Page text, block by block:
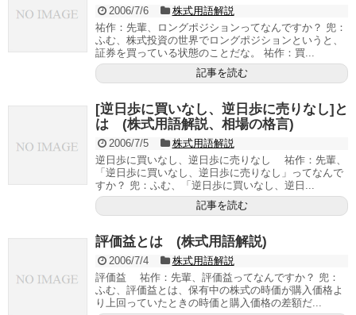
2006/7/6
株式用語解説
祐作：先輩、ロングポジションってなんですか？ 兜：
ふむ、株式投資の世界でロングポジションというと、
証券を買っている状態のことだな。 祐作：買...
記事を読む
[逆日歩に買いなし、逆日歩に売りなし]と
は (株式用語解説、相場の格言)
2006/7/5
株式用語解説
逆日歩に買いなし、逆日歩に売りなし 祐作：先輩、
「逆日歩に買いなし、逆日歩に売りなし」ってなんで
すか？ 兜：ふむ、「逆日歩に買いなし、逆日...
記事を読む
評価益とは (株式用語解説)
2006/7/4
株式用語解説
評価益 祐作：先輩、評価益ってなんですか？ 兜：
ふむ、評価益とは、保有中の株式の時価が購入価格よ
り上回っていたときの時価と購入価格の差額だ...